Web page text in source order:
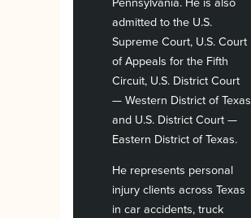
admitted to the U.S.
Supreme Court, U.S. Court
of Appeals for the Fifth
Circuit, U.S. District Court
— Western District of Texas
and U.S. District Court —
Eastern District of Texas.
He represents personal
injury clients across Texas
in car accidents, truck